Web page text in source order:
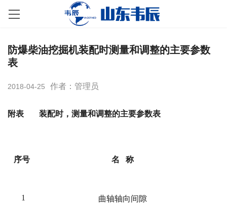
防爆柴油挖掘机装配时测量和调整的主要参数
表
2018-04-25 作者：管理员
附表 装配时，测量和调整的主要参数表
序号 名 称
1 曲轴轴向间隙